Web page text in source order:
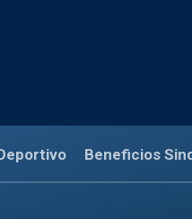
Beneficios